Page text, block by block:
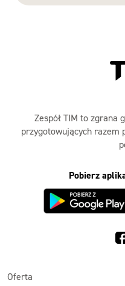
ta
Zespół TIM to zgrana
przygotowujących razem
Pobierz
Oferta